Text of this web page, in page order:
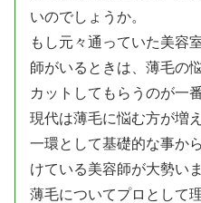
いのでしょうか。
もし元々通っていた美容
師がいるときは、薄毛の
カットしてもらうのが一
現代は薄毛に悩む方が増
一環として基礎的な事か
けている美容師が大勢いま
薄毛についてプロとして